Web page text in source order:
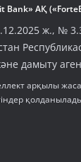
Bank» АҚ
ж., №
дамыту
арқылы